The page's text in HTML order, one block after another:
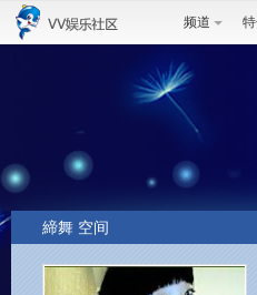
频道
締舞 空间